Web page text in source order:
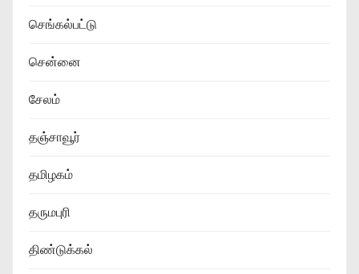
செங்கல்பட்டு
சென்னை
சேலம்
தஞ்சாவூர்
தமிழகம்
தருமபுரி
திண்டுக்கல்